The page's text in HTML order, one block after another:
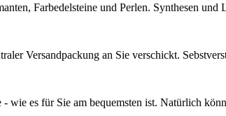
Farbedelsteine und Perlen. Synthesen
Versandpackung an Sie verschickt.
wie es für Sie am bequemsten ist. Natürlich